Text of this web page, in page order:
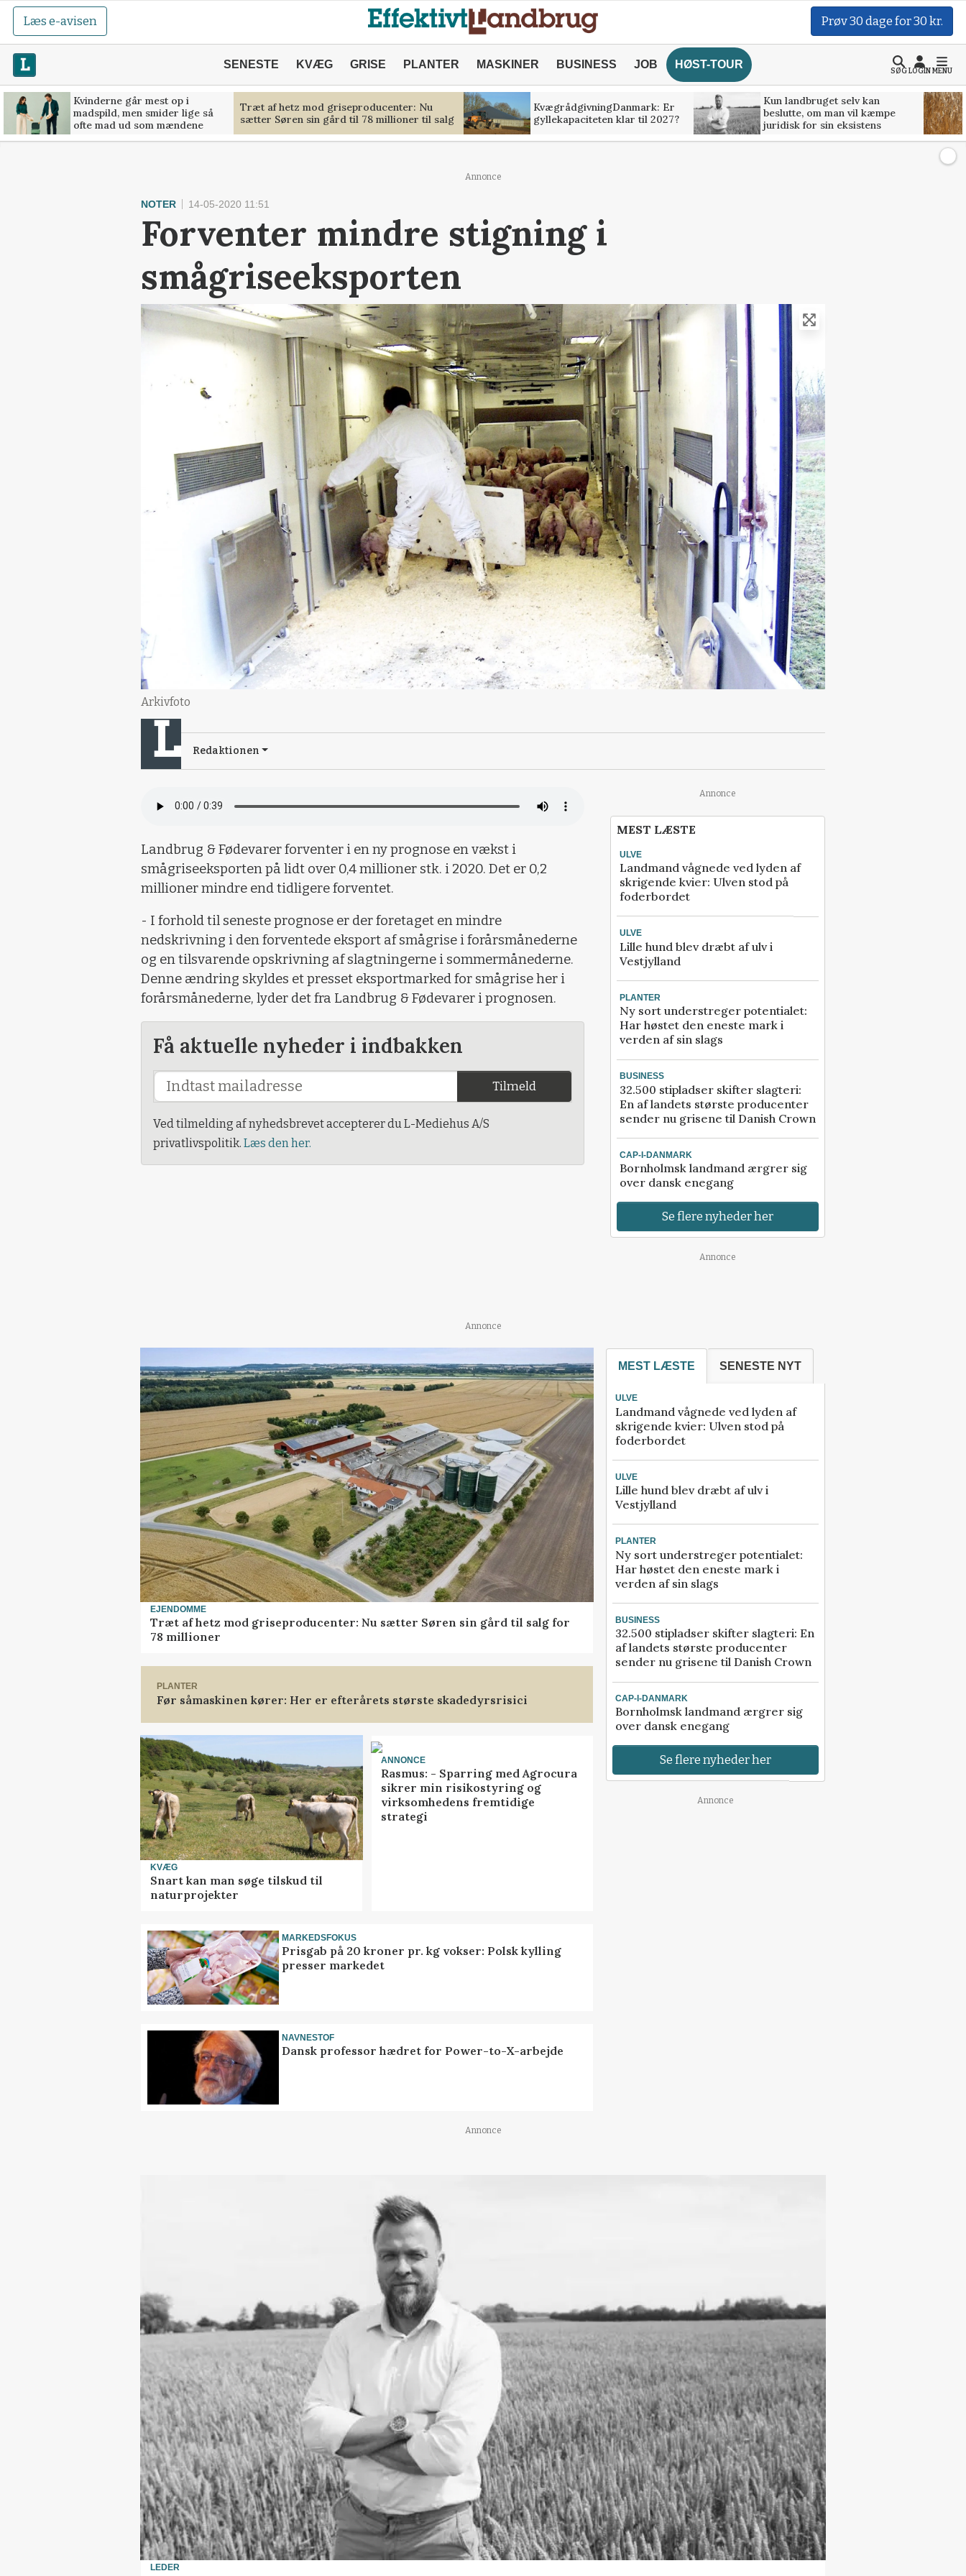
Læs e-avisen Prøv 30 dage for 30 kr.
SENESTE KVÆG GRISE PLANTER MASKINER BUSINESS JOB HØST-TOUR
SØGLOGINMENU
Kvinderne går mest op i
madspild, men smider lige så
ofte mad ud som mændene
Træt af hetz mod griseproducenter: Nu
sætter Søren sin gård til 78 millioner til salg
KvægrådgivningDanmark: Er
gyllekapaciteten klar til 2027?
Kun landbruget selv kan
beslutte, om man vil kæmpe
juridisk for sin eksistens
Annonce
NOTER 14-05-2020 11:51
Forventer mindre stigning i
smågriseeksporten
Arkivfoto
Redaktionen
Landbrug & Fødevarer forventer i en ny prognose en vækst i
smågriseeksporten på lidt over 0,4 millioner stk. i 2020. Det er 0,2
millioner mindre end tidligere forventet.
- I forhold til seneste prognose er der foretaget en mindre
nedskrivning i den forventede eksport af smågrise i forårsmånederne
og en tilsvarende opskrivning af slagtningerne i sommermånederne.
Denne ændring skyldes et presset eksportmarked for smågrise her i
forårsmånederne, lyder det fra Landbrug & Fødevarer i prognosen.
Få aktuelle nyheder i indbakken
Tilmeld
Ved tilmelding af nyhedsbrevet accepterer du L-Mediehus A/S
privatlivspolitik. Læs den her.
Annonce
MEST LÆSTE
ULVE
Landmand vågnede ved lyden af
skrigende kvier: Ulven stod på
foderbordet
ULVE
Lille hund blev dræbt af ulv i
Vestjylland
PLANTER
Ny sort understreger potentialet:
Har høstet den eneste mark i
verden af sin slags
BUSINESS
32.500 stipladser skifter slagteri:
En af landets største producenter
sender nu grisene til Danish Crown
CAP-I-DANMARK
Bornholmsk landmand ærgrer sig
over dansk enegang
Se flere nyheder her
Annonce
Annonce
EJENDOMME
Træt af hetz mod griseproducenter: Nu sætter Søren sin gård til salg for
78 millioner
PLANTER
Før såmaskinen kører: Her er efterårets største skadedyrsrisici
KVÆG
Snart kan man søge tilskud til
naturprojekter
ANNONCE
Rasmus: - Sparring med Agrocura
sikrer min risikostyring og
virksomhedens fremtidige
strategi
MARKEDSFOKUS
Prisgab på 20 kroner pr. kg vokser: Polsk kylling
presser markedet
NAVNESTOF
Dansk professor hædret for Power-to-X-arbejde
MEST LÆSTE SENESTE NYT
ULVE
Landmand vågnede ved lyden af
skrigende kvier: Ulven stod på
foderbordet
ULVE
Lille hund blev dræbt af ulv i
Vestjylland
PLANTER
Ny sort understreger potentialet:
Har høstet den eneste mark i
verden af sin slags
BUSINESS
32.500 stipladser skifter slagteri: En
af landets største producenter
sender nu grisene til Danish Crown
CAP-I-DANMARK
Bornholmsk landmand ærgrer sig
over dansk enegang
Se flere nyheder her
Annonce
Annonce
LEDER